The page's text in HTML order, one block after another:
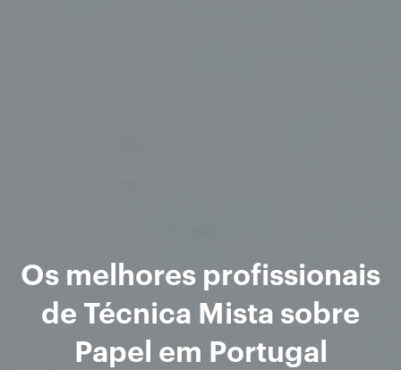
Os melhores profissionais
de Técnica Mista sobre
Papel em Portugal